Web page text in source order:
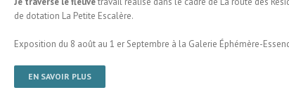
de dotation La Petite Escalère.
Exposition du 8 août au 1 er Septembre à la Galerie Éphémère-
EN SAVOIR PLUS